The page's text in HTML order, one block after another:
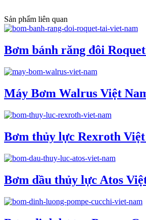
Sản phẩm liên quan
Bơm bánh răng đôi
Máy Bơm Walrus Việt
Bơm thủy lực Rexroth
Bơm dầu thủy lực Atos